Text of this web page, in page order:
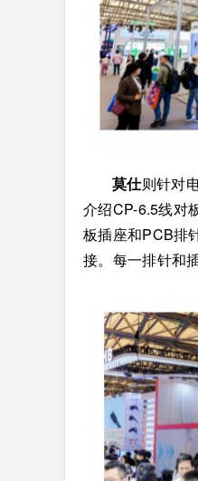
莫仕则针对
介绍CP-6.5线对
板插座和PCB排
接。每一排针和